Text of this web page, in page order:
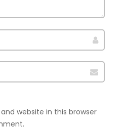
website in this browser